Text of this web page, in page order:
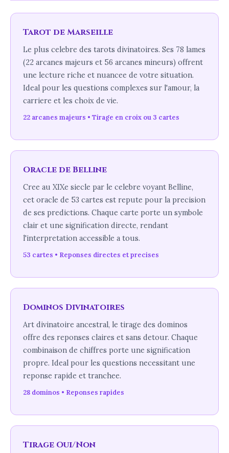
Tarot de Marseille
Le plus celebre des tarots divinatoires. Ses 78 lames
(22 arcanes majeurs et 56 arcanes mineurs) offrent
une lecture riche et nuancee de votre situation.
Ideal pour les questions complexes sur l'amour, la
carriere et les choix de vie.
22 arcanes majeurs • Tirage en croix ou 3 cartes
Oracle de Belline
Cree au XIXe siecle par le celebre voyant Belline,
cet oracle de 53 cartes est repute pour la precision
de ses predictions. Chaque carte porte un symbole
clair et une signification directe, rendant
l'interpretation accessible a tous.
53 cartes • Reponses directes et precises
Dominos Divinatoires
Art divinatoire ancestral, le tirage des dominos
offre des reponses claires et sans detour. Chaque
combinaison de chiffres porte une signification
propre. Ideal pour les questions necessitant une
reponse rapide et tranchee.
28 dominos • Reponses rapides
Tirage Oui/Non